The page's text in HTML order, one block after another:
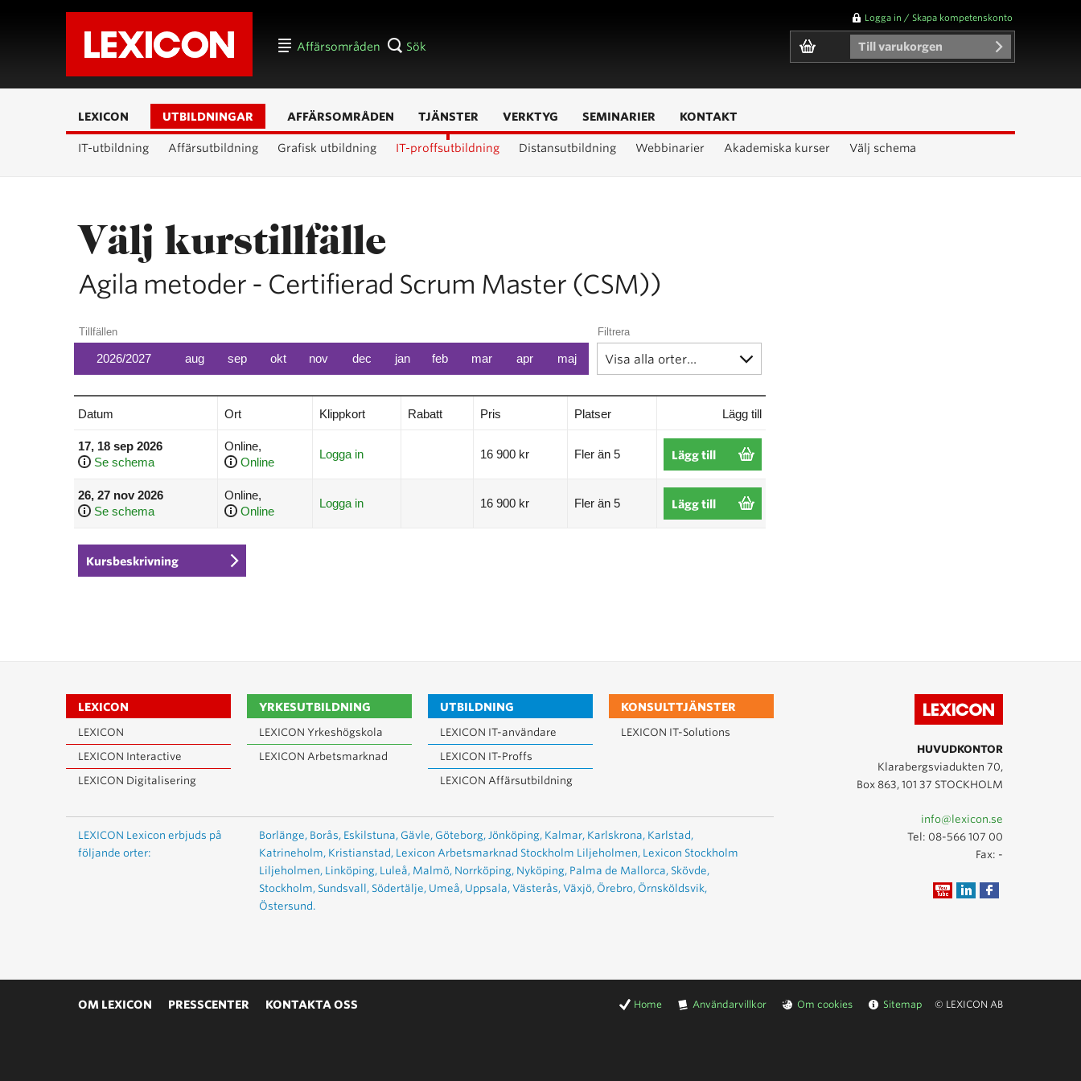
Affärsområden Sök
Logga in / Skapa kompetenskonto
Till varukorgen
LEXICON UTBILDNINGAR
IT-utbildning Affärsutbildning Grafisk utbildning IT-proffsutbildning Distansutbildning Webbinarier Akademiska kurser Välj schema
AFFÄRSOMRÅDEN TJÄNSTER VERKTYG SEMINARIER KONTAKT
Välj kurstillfälle
Agila metoder - Certifierad Scrum Master (CSM))
Tillfällen
2026/2027 aug sep okt nov dec jan feb mar apr maj
Filtrera
Datum Ort Klippkort Rabatt Pris Platser Lägg till
17, 18 sep 2026
Se schema
Online,
Online
Logga in 16 900 kr Fler än 5 Lägg till
26, 27 nov 2026
Se schema
Online,
Online
Logga in 16 900 kr Fler än 5 Lägg till
Kursbeskrivning
LEXICON
LEXICON
LEXICON Interactive
LEXICON Digitalisering
YRKESUTBILDNING
LEXICON Yrkeshögskola
LEXICON Arbetsmarknad
UTBILDNING
LEXICON IT-användare
LEXICON IT-Proffs
LEXICON Affärsutbildning
KONSULTTJÄNSTER
LEXICON IT-Solutions
LEXICON Lexicon erbjuds på
följande orter:
Borlänge, Borås, Eskilstuna, Gävle, Göteborg, Jönköping, Kalmar, Karlskrona, Karlstad,
Katrineholm, Kristianstad, Lexicon Arbetsmarknad Stockholm Liljeholmen, Lexicon Stockholm
Liljeholmen, Linköping, Luleå, Malmö, Norrköping, Nyköping, Palma de Mallorca, Skövde,
Stockholm, Sundsvall, Södertälje, Umeå, Uppsala, Västerås, Växjö, Örebro, Örnsköldsvik,
Östersund.
HUVUDKONTOR
Klarabergsviadukten 70,
Box 863, 101 37 STOCKHOLM
info@lexicon.se
Tel: 08-566 107 00
Fax: -
OM LEXICON PRESSCENTER KONTAKTA OSS Home Användarvillkor Om cookies Sitemap © LEXICON AB